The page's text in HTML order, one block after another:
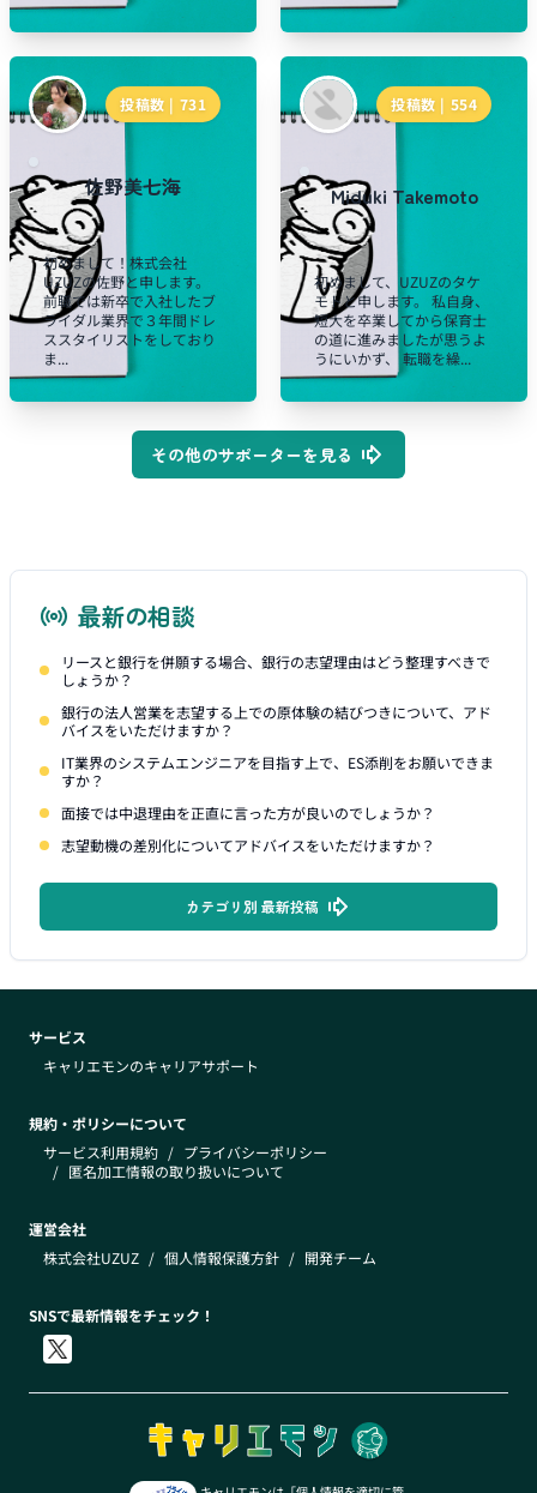
投稿数 | 731
佐野美七海
初めまして！株式会社
UZUZの佐野と申します。
前職では新卒で入社したブ
ライダル業界で３年間ドレ
ススタイリストをしており
ま...
投稿数 | 554
Miduki Takemoto
初めまして、UZUZのタケ
モトと申します。 私自身、
短大を卒業してから保育士
の道に進みましたが思うよ
うにいかず、 転職を繰...
その他のサポーターを見る
最新の相談
リースと銀行を併願する場合、銀行の志望理由はどう整理すべきで
しょうか？
銀行の法人営業を志望する上での原体験の結びつきについて、アド
バイスをいただけますか？
IT業界のシステムエンジニアを目指す上で、ES添削をお願いできま
すか？
面接では中退理由を正直に言った方が良いのでしょうか？
志望動機の差別化についてアドバイスをいただけますか？
カテゴリ別 最新投稿
サービス
キャリエモンのキャリアサポート
規約・ポリシーについて
サービス利用規約 / プライバシーポリシー
/ 匿名加工情報の取り扱いについて
運営会社
株式会社UZUZ / 個人情報保護方針 / 開発チーム
SNSで最新情報をチェック！